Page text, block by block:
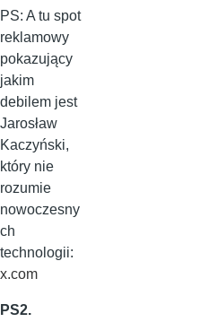
PS: A tu spot
reklamowy
pokazujący
jakim
debilem jest
Jarosław
Kaczyński,
który nie
rozumie
nowoczesny
ch
technologii:
x.com
PS2.